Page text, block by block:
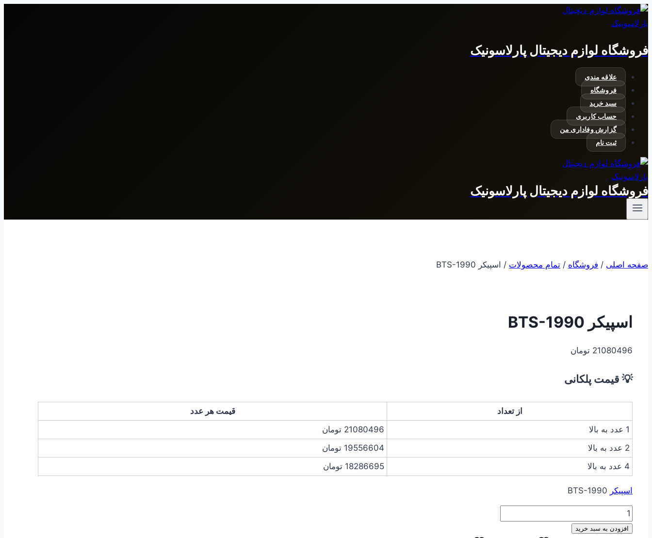
بازگشت
به
فروشگاه لوازم دیجیتال پارلاسونیک
علاقه مندی
فروشگاه
سبد خرید
حساب کاربری
گزارش وفاداری من
ثبت نام
فروشگاه لوازم دیجیتال پارلاسونیک
صفحه اصلی / فروشگاه / تمام محصولات / اسپیکر BTS-1990
اسپیکر BTS-1990
21080496 تومان
💡 قیمت پلکانی
از تعداد
قیمت هر عدد
1 عدد به بالا
21080496 تومان
2 عدد به بالا
19556604 تومان
4 عدد به بالا
18286695 تومان
اسپیکر
اسپیکر
BTS-
افزودن به سبد خرید